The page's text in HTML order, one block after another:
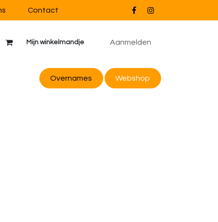
Contact
Mijn winkelmandje Aanmelden
Overnames Webshop